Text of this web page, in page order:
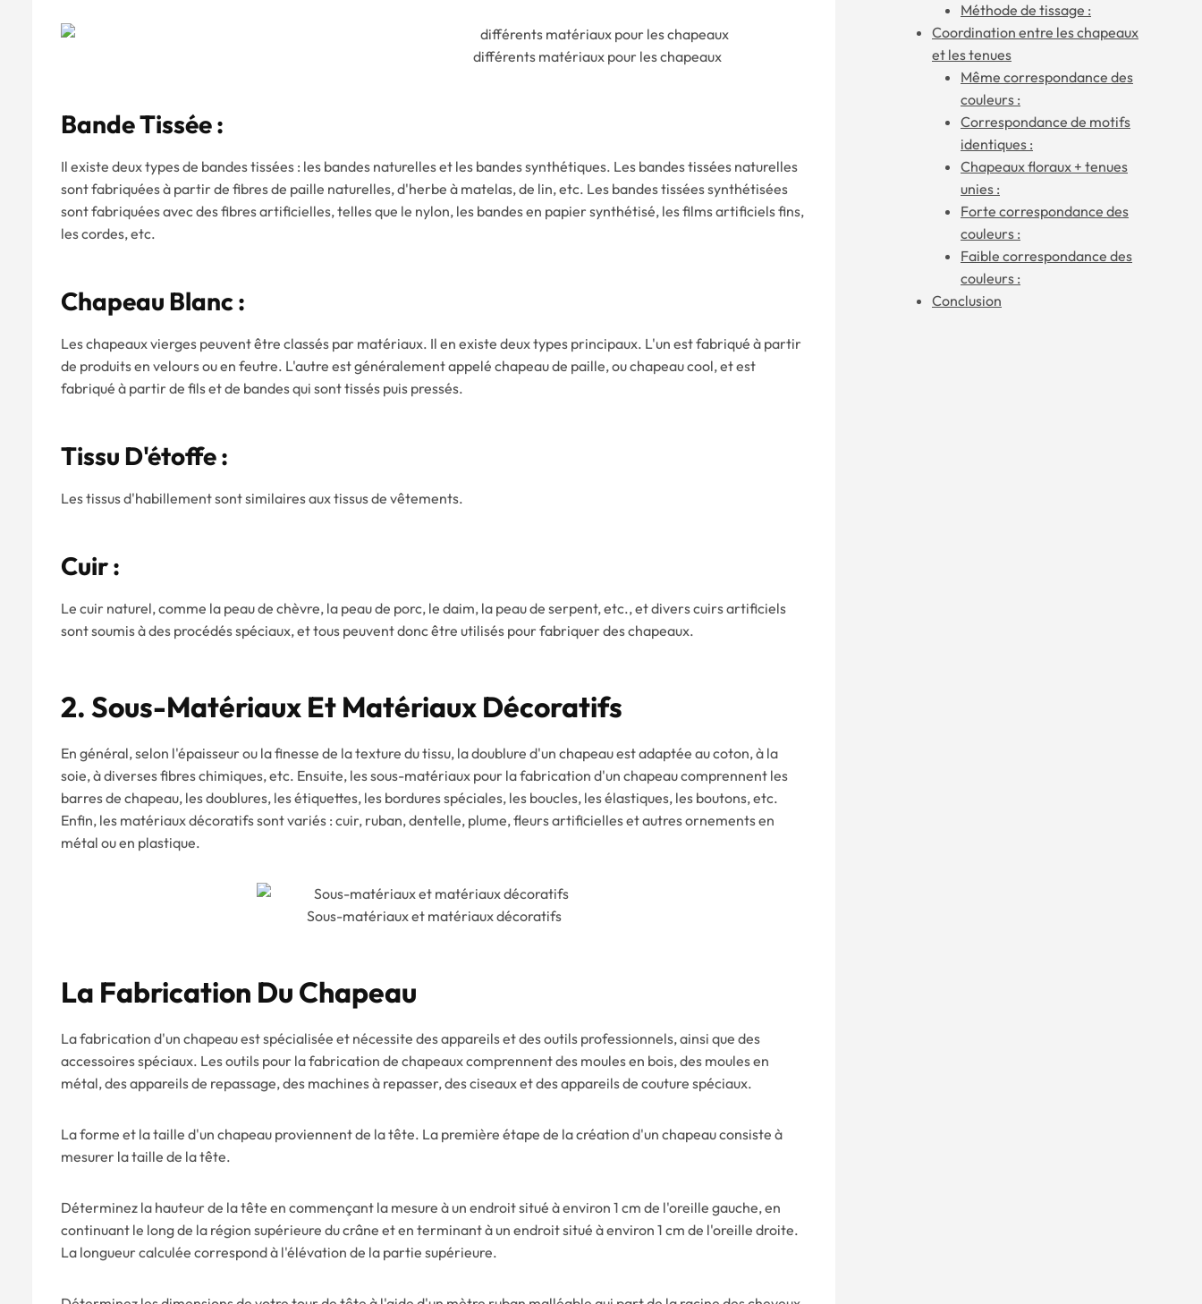
différents matériaux pour les chapeaux
Bande Tissée :
Il existe deux types de bandes tissées : les bandes naturelles et les bandes synthétiques. Les bandes tissées naturelles
sont fabriquées à partir de fibres de paille naturelles, d'herbe à matelas, de lin, etc. Les bandes tissées synthétisées
sont fabriquées avec des fibres artificielles, telles que le nylon, les bandes en papier synthétisé, les films artificiels fins,
les cordes, etc.
Chapeau Blanc :
Les chapeaux vierges peuvent être classés par matériaux. Il en existe deux types principaux. L'un est fabriqué à partir
de produits en velours ou en feutre. L'autre est généralement appelé chapeau de paille, ou chapeau cool, et est
fabriqué à partir de fils et de bandes qui sont tissés puis pressés.
Tissu D'étoffe :
Les tissus d'habillement sont similaires aux tissus de vêtements.
Cuir :
Le cuir naturel, comme la peau de chèvre, la peau de porc, le daim, la peau de serpent, etc., et divers cuirs artificiels
sont soumis à des procédés spéciaux, et tous peuvent donc être utilisés pour fabriquer des chapeaux.
2. Sous-Matériaux Et Matériaux Décoratifs
En général, selon l'épaisseur ou la finesse de la texture du tissu, la doublure d'un chapeau est adaptée au coton, à la
soie, à diverses fibres chimiques, etc. Ensuite, les sous-matériaux pour la fabrication d'un chapeau comprennent les
barres de chapeau, les doublures, les étiquettes, les bordures spéciales, les boucles, les élastiques, les boutons, etc.
Enfin, les matériaux décoratifs sont variés : cuir, ruban, dentelle, plume, fleurs artificielles et autres ornements en
métal ou en plastique.
Sous-matériaux et matériaux décoratifs
La Fabrication Du Chapeau
La fabrication d'un chapeau est spécialisée et nécessite des appareils et des outils professionnels, ainsi que des
accessoires spéciaux. Les outils pour la fabrication de chapeaux comprennent des moules en bois, des moules en
métal, des appareils de repassage, des machines à repasser, des ciseaux et des appareils de couture spéciaux.
La forme et la taille d'un chapeau proviennent de la tête. La première étape de la création d'un chapeau consiste à
mesurer la taille de la tête.
Déterminez la hauteur de la tête en commençant la mesure à un endroit situé à environ 1 cm de l'oreille gauche, en
continuant le long de la région supérieure du crâne et en terminant à un endroit situé à environ 1 cm de l'oreille droite.
La longueur calculée correspond à l'élévation de la partie supérieure.
Méthode de tissage :
Coordination entre les chapeaux
et les tenues
Même correspondance des
couleurs :
Correspondance de motifs
identiques :
Chapeaux floraux + tenues
unies :
Forte correspondance des
couleurs :
Faible correspondance des
couleurs :
Conclusion